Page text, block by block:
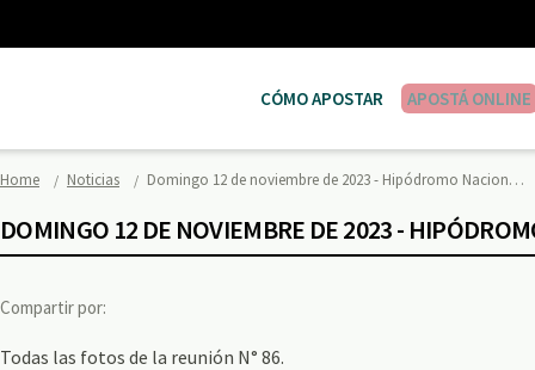
CÓMO APOSTAR APOSTÁ ONLINE
Home Noticias Domingo 12 de noviembre de 2023 - Hipódromo Nacion…
DOMINGO 12 DE NOVIEMBRE DE 2023 -
Compartir por:
Todas las fotos de la reunión N° 86.